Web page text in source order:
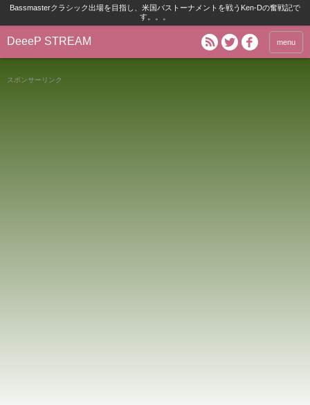
Bassmasterクラシック出場を目指し、米国バストーナメントを戦うKen-Dの奮戦記で
す。。。
DeeeP STREAM menu
スポンサーリンク